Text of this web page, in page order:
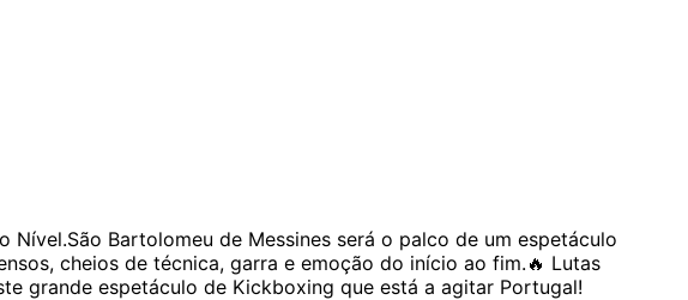
Nível.São Bartolomeu de Messines será o palco de um espetáculo
cheios de técnica, garra e emoção do início ao fim. 🔥 Lutas
grande espetáculo de Kickboxing que está a agitar Portugal!